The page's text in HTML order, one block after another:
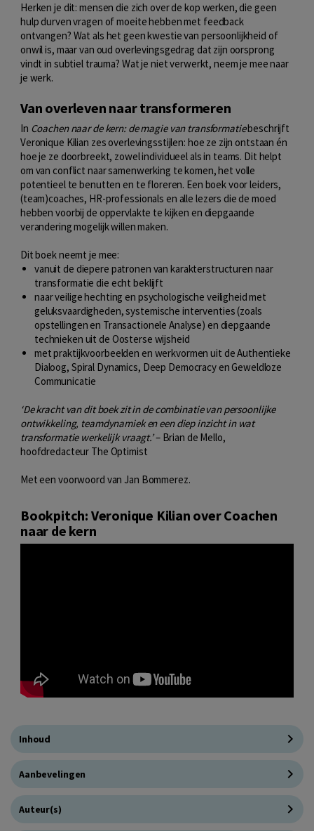
Herken je dit: mensen die zich over de kop werken, die geen
hulp durven vragen of moeite hebben met feedback
ontvangen? Wat als het geen kwestie van persoonlijkheid of
onwil is, maar van oud overlevingsgedrag dat zijn oorsprong
vindt in subtiel trauma? Wat je niet verwerkt, neem je mee naar
je werk.
Van overleven naar transformeren
In Coachen naar de kern: de magie van transformatiebeschrijft
Veronique Kilian zes overlevingsstijlen: hoe ze zijn ontstaan én
hoe je ze doorbreekt, zowel individueel als in teams. Dit helpt
om van conflict naar samenwerking te komen, het volle
potentieel te benutten en te floreren. Een boek voor leiders,
(team)coaches, HR-professionals en alle lezers die de moed
hebben voorbij de oppervlakte te kijken en diepgaande
verandering mogelijk willen maken.
Dit boek neemt je mee:
vanuit de diepere patronen van karakterstructuren naar
transformatie die echt beklijft
naar veilige hechting en psychologische veiligheid met
geluksvaardigheden, systemische interventies (zoals
opstellingen en Transactionele Analyse) en diepgaande
technieken uit de Oosterse wijsheid
met praktijkvoorbeelden en werkvormen uit de Authentieke
Dialoog, Spiral Dynamics, Deep Democracy en Geweldloze
Communicatie
‘De kracht van dit boek zit in de combinatie van persoonlijke
ontwikkeling, teamdynamiek en een diep inzicht in wat
transformatie werkelijk vraagt.’– Brian de Mello,
hoofdredacteur The Optimist
Met een voorwoord van Jan Bommerez.
Bookpitch: Veronique Kilian over Coachen
naar de kern
Inhoud
Aanbevelingen
Auteur(s)